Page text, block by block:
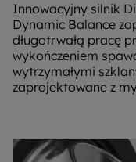
Innowacyjny silnik
Dynamic Balance
długotrwałą pracę
wykończeniem
wytrzymałymi
zaprojektowane z